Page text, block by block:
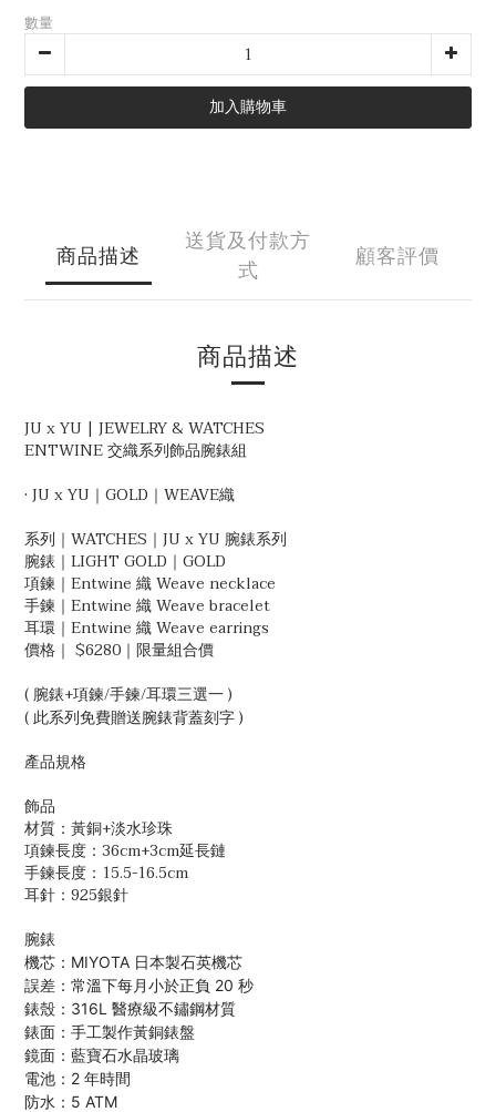
數量
加入購物車
商品描述
送貨及付款方
式
顧客評價
商品描述
JU x YU | JEWELRY & WATCHES
ENTWINE 交織系列飾品腕錶組
· JU x YU｜GOLD｜WEAVE織
系列｜WATCHES｜JU x YU 腕錶系列
腕錶｜LIGHT GOLD｜GOLD
項鍊｜Entwine 織 Weave necklace
手鍊｜Entwine 織 Weave bracelet
耳環｜Entwine 織 Weave earrings
價格｜ $6280｜限量組合價
( 腕錶+項鍊/手鍊/耳環三選一 )
( 此系列免費贈送腕錶背蓋刻字 )
產品規格
飾品
材質：黃銅+淡水珍珠
項鍊長度：36cm+3cm延長鏈
手鍊長度：15.5-16.5cm
耳針：925銀針
腕錶
機芯：MIYOTA 日本製石英機芯
誤差：常溫下每月小於正負 20 秒
錶殼：316L 醫療級不鏽鋼材質
錶面：手工製作黃銅錶盤
鏡面：藍寶石水晶玻璃
電池：2 年時間
防水：5 ATM